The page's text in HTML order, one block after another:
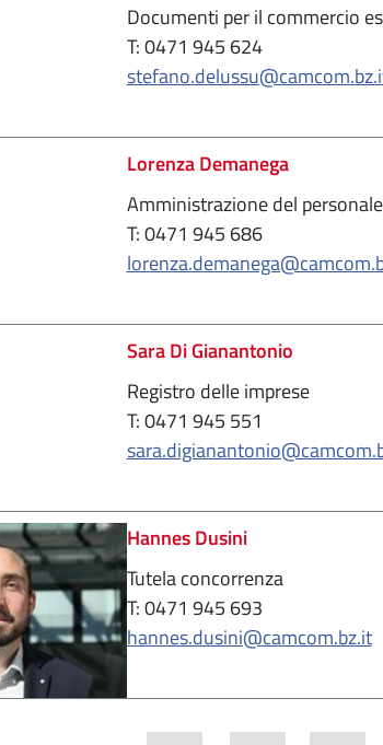
Documenti per il commercio
T: 0471 945 624
Lorenza Demanega
Amministrazione del personale
T: 0471 945 686
Sara Di Gianantonio
Registro delle imprese
T: 0471 945 551
Hannes Dusini
Tutela concorrenza
T: 0471 945 693
hannes.dusini@camcom.bz.it